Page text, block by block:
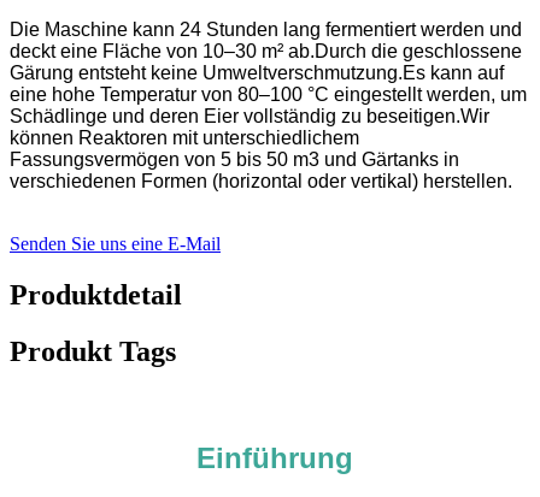
Die Maschine kann 24 Stunden lang fermentiert werden und
deckt eine Fläche von 10–30 m² ab.Durch die geschlossene
Gärung entsteht keine Umweltverschmutzung.Es kann auf
eine hohe Temperatur von 80–100 °C eingestellt werden, um
Schädlinge und deren Eier vollständig zu beseitigen.Wir
können Reaktoren mit unterschiedlichem
Fassungsvermögen von 5 bis 50 m3 und Gärtanks in
verschiedenen Formen (horizontal oder vertikal) herstellen.
Senden Sie uns eine E-Mail
Produktdetail
Produkt Tags
Einführung